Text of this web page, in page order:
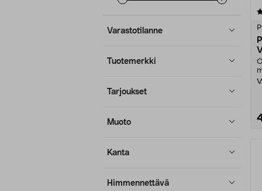
Varastotilanne
Tuotemerkki
Tarjoukset
Muoto
Kanta
Himmennettävä